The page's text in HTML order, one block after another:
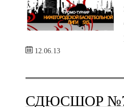
12.06.13
СДЮСШОР